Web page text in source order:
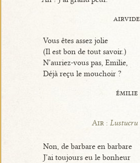
airvide
Vous êtes assez jolie
(Il est bon de tout savoir.)
N’auriez-vous pas, Emilie,
Déjà reçu le mouchoir ?
émilie
Air : Lustucru
Non, de barbare en barbare
J’ai toujours eu le bonheur